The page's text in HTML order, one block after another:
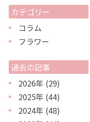
ビ
ゲ
ー
シ
ョ
カテゴリー
コラム
フラワー
過去の記事
2026年 (29)
2025年 (44)
2024年 (48)